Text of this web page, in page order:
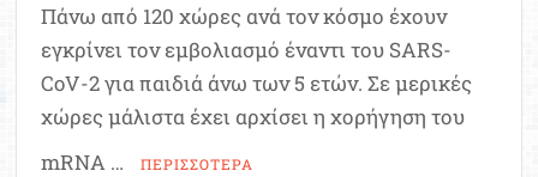
Πάνω από 120 χώρες ανά τον κόσμο έχουν
εγκρίνει τον εμβολιασμό έναντι του SARS-
CoV-2 για παιδιά άνω των 5 ετών. Σε μερικές
χώρες μάλιστα έχει αρχίσει η χορήγηση του
mRNA …
ΠΕΡΙΣΣΟΤΕΡΑ